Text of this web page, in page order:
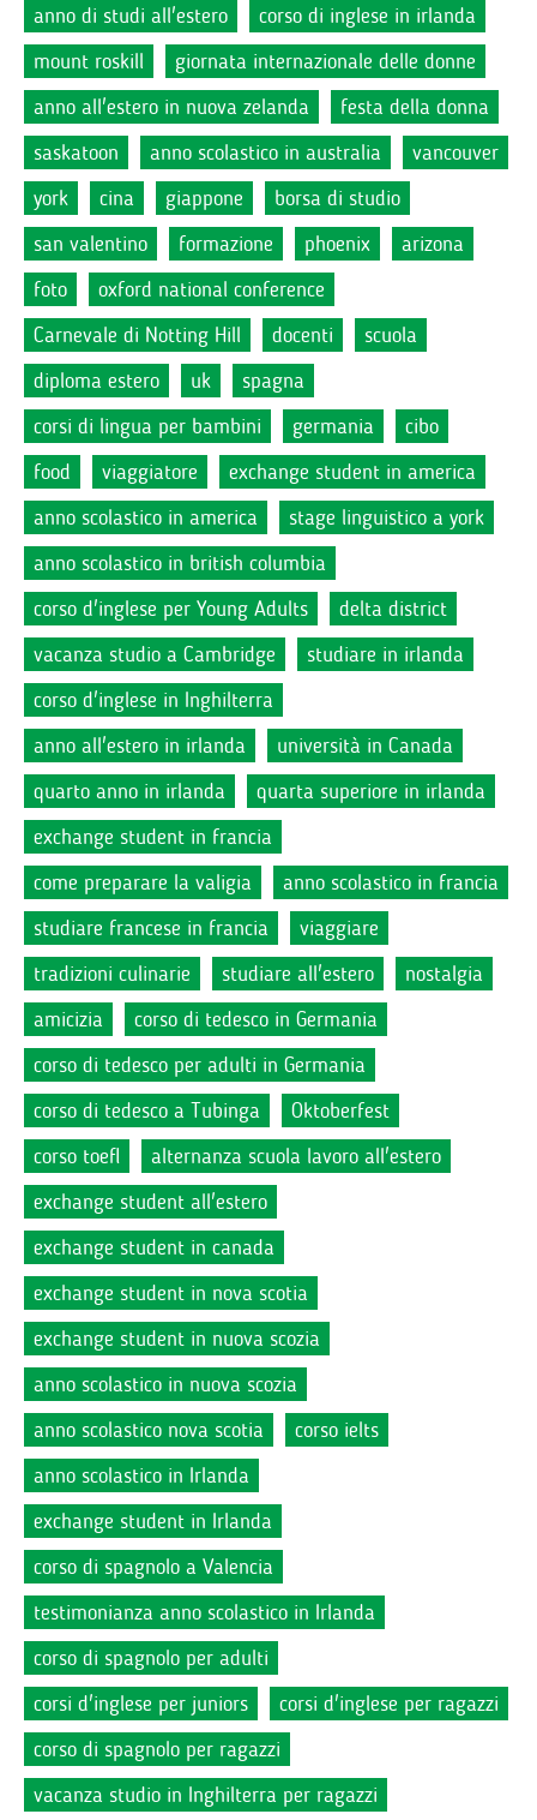
anno di studi all'estero
corso di inglese in irlanda
mount roskill
giornata internazionale delle donne
anno all'estero in nuova zelanda
festa della donna
saskatoon
anno scolastico in australia
vancouver
york
cina giappone
borsa di studio
san valentino
formazione phoenix
arizona
foto
oxford national conference
Carnevale di Notting Hill
docenti
scuola
diploma estero
uk
spagna
corsi di lingua per bambini
germania
cibo
food
viaggiatore
exchange student in america
anno scolastico in america
stage linguistico a york
anno scolastico in british columbia
corso d'inglese per Young Adults
delta district
vacanza studio a Cambridge
studiare in irlanda
corso d'inglese in Inghilterra
anno all'estero in irlanda
università in Canada
quarto anno in irlanda
quarta superiore in irlanda
exchange student in francia
come preparare la valigia
anno scolastico in francia
studiare francese in francia
viaggiare
tradizioni culinarie
studiare all'estero
nostalgia
amicizia
corso di tedesco in Germania
corso di tedesco per adulti in Germania
corso di tedesco a Tubinga
Oktoberfest
corso toefl
alternanza scuola lavoro all'estero
exchange student all'estero
exchange student in canada
exchange student in nova scotia
exchange student in nuova scozia
anno scolastico in nuova scozia
anno scolastico nova scotia
corso ielts
anno scolastico in Irlanda
exchange student in Irlanda
corso di spagnolo a Valencia
testimonianza anno scolastico in Irlanda
corso di spagnolo per adulti
corsi d'inglese per juniors
corsi d'inglese per ragazzi
corso di spagnolo per ragazzi
vacanza studio in Inghilterra per ragazzi